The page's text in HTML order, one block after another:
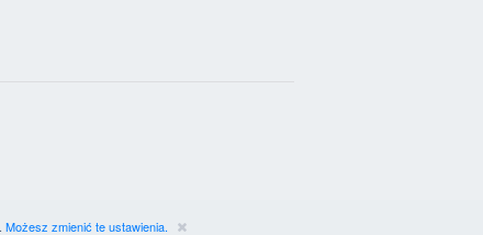
Możesz zmienić te ustawienia.